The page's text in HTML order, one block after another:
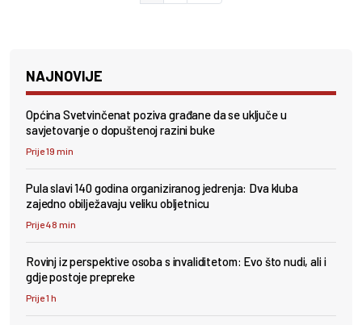
NAJNOVIJE
Općina Svetvinčenat poziva građane da se uključe u
savjetovanje o dopuštenoj razini buke
Prije 19 min
Pula slavi 140 godina organiziranog jedrenja: Dva kluba
zajedno obilježavaju veliku obljetnicu
Prije 48 min
Rovinj iz perspektive osoba s invaliditetom: Evo što nudi, ali i
gdje postoje prepreke
Prije 1 h